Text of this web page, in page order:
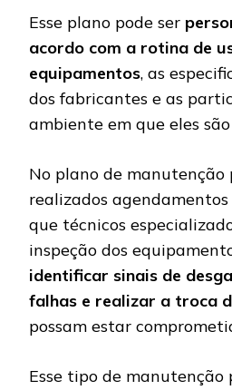
Esse plano pode ser
acordo com a rotina de
equipamentos, as
dos fabricantes e as
ambiente em que eles
No plano de manutenção
realizados
que técnicos
inspeção dos
identificar sinais de
falhas e realizar a troca
possam estar
Esse tipo de manutenção